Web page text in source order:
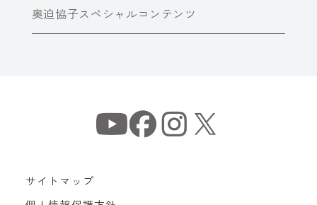
奥迫協子スペシャルコンテンツ
サイトマップ